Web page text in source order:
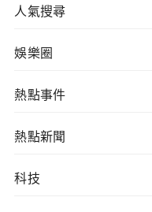
人氣搜尋
娛樂圈
熱點事件
熱點新聞
科技